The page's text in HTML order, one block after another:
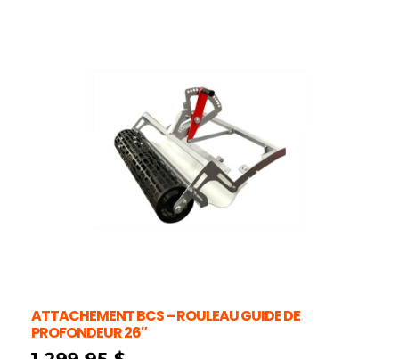
ATTACHEMENT BCS – ROULEAU GUIDE DE
PROFONDEUR 26″